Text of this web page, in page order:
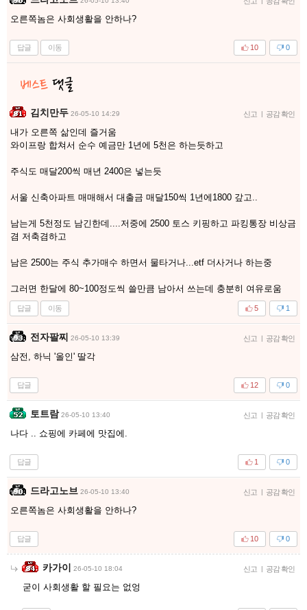
오른쪽놈은 사회생활을 안하나?
답글 이동 0
10
김치만두 26-05-10 14:29 신고 | 공감 확인
내가 오른쪽 삶인데 즐거움
와이프랑 합쳐서 순수 예금만 1년에 5천은 하는듯하고
주식도 매달200씩 매년 2400은 넣는듯
서울 신축아파트 매매해서 대출금 매달150씩 1년에1800 갚고..
남는게 5천정도 남긴한데....저중에 2500 토스 키핑하고 파킹통장 비상금
겸 저축겸하고
남은 2500는 주식 추가매수 하면서 물타거나...etf 더사거나 하는중
그러면 한달에 80~100정도씩 쓸만큼 남아서 쓰는데 충분히 여유로움
답글 이동 1
5
전자팔찌 26-05-10 13:39 신고 | 공감 확인
삼전, 하닉 '올인' 딸각
답글 0
12
토트람 26-05-10 13:40 신고 | 공감 확인
나다 .. 쇼핑에 카페에 맛집에.
답글 0
1
드라고노브 26-05-10 13:40 신고 | 공감 확인
오른쪽놈은 사회생활을 안하나?
답글 0
10
카가이 26-05-10 18:04 신고 | 공감 확인
굳이 사회생활 할 필요는 없엉